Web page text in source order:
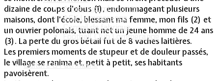
Anciens combattants
ASK Lommerange
Conseil de fabrique
Football Club Lommerange
Culture & Patrimoine
dizaine de coups d’obus (1), endommageant plusieurs
maisons, dont l’école, blessant ma femme, mon fils (2) et
un ouvrier polonais, tuant net un jeune homme de 24 ans
(3). La perte du gros bétail fut de 8 vaches laitières.
Les premiers moments de stupeur et de douleur passés,
le village se ranima et, petit à petit, ses habitants
pavoisèrent.